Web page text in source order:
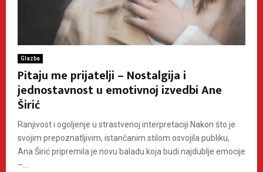
Glazba
Pitaju me prijatelji – Nostalgija i
jednostavnost u emotivnoj izvedbi Ane
Širić
Ranjivost i ogoljenje u strastvenoj interpretaciji Nakon što je
svojim prepoznatljivim, istančanim stilom osvojila publiku,
Ana Širić pripremila je novu baladu koja budi najdublje emocije
–...